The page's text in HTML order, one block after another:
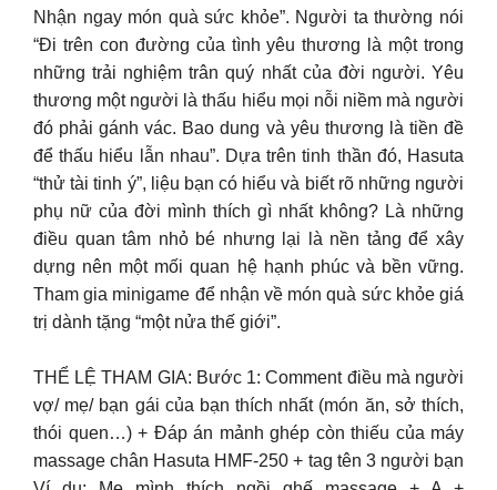
Nhận ngay món quà sức khỏe”. Người ta thường nói
“Đi trên con đường của tình yêu thương là một trong
những trải nghiệm trân quý nhất của đời người. Yêu
thương một người là thấu hiểu mọi nỗi niềm mà người
đó phải gánh vác. Bao dung và yêu thương là tiền đề
để thấu hiểu lẫn nhau”. Dựa trên tinh thần đó, Hasuta
“thử tài tinh ý”, liệu bạn có hiểu và biết rõ những người
phụ nữ của đời mình thích gì nhất không? Là những
điều quan tâm nhỏ bé nhưng lại là nền tảng để xây
dựng nên một mối quan hệ hạnh phúc và bền vững.
Tham gia minigame để nhận về món quà sức khỏe giá
trị dành tặng “một nửa thế giới”.
THỂ LỆ THAM GIA: Bước 1: Comment điều mà người
vợ/ mẹ/ bạn gái của bạn thích nhất (món ăn, sở thích,
thói quen…) + Đáp án mảnh ghép còn thiếu của máy
massage chân Hasuta HMF-250 + tag tên 3 người bạn